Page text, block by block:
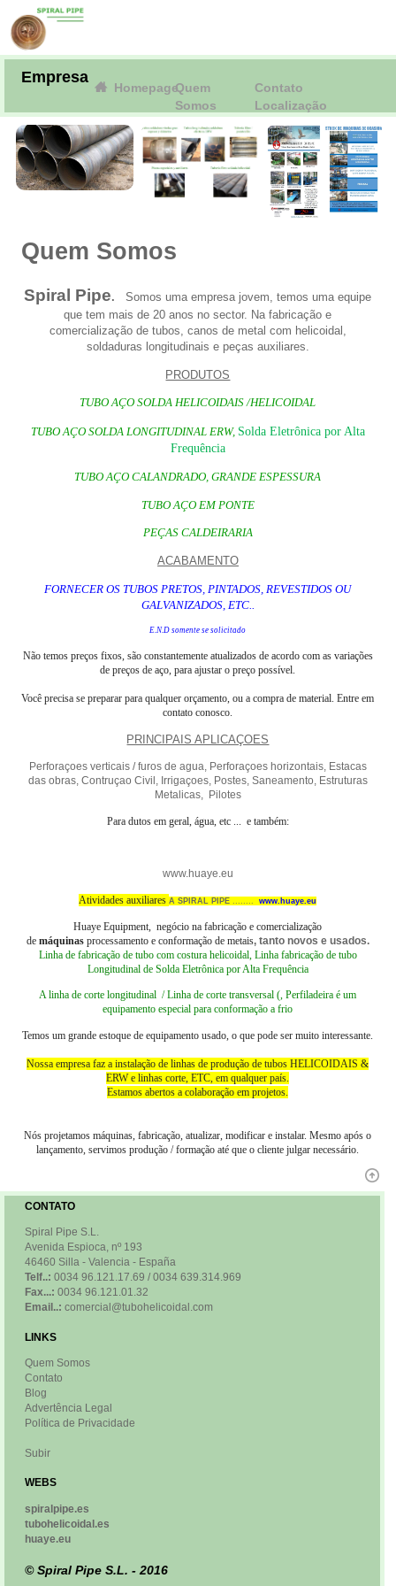
Empresa
HomepageQuem
Somos
Contato
Localização
Quem Somos
Spiral Pipe.
Somos uma empresa jovem, temos uma equipe
que tem mais de 20 anos no sector. Na fabricação e
comercialização de tubos, canos de metal com helicoidal,
soldaduras longitudinais e peças auxiliares.
PRODUTOS
TUBO AÇO SOLDA HELICOIDAIS /HELICOIDAL
TUBO AÇO SOLDA LONGITUDINAL ERW, Solda Eletrônica por Alta
Frequência
TUBO AÇO CALANDRADO, GRANDE ESPESSURA
TUBO AÇO EM PONTE
PEÇAS CALDEIRARIA
ACABAMENTO
FORNECER OS TUBOS PRETOS, PINTADOS, REVESTIDOS OU
GALVANIZADOS, ETC..
E.N.D somente se solicitado
Não temos preços fixos, são constantemente atualizados de acordo com as variações
de preços de aço, para ajustar o preço possível.
Você precisa se preparar para qualquer orçamento, ou a compra de material. Entre em
contato conosco.
PRINCIPAIS APLICAÇOES
Perforaçoes verticais / furos de agua, Perforaçoes horizontais, Estacas
das obras, Contruçao Civil, Irrigaçoes, Postes, Saneamento, Estruturas
Metalicas, Pilotes
Para dutos em geral, água, etc ... e também:
www.huaye.eu
Atividades auxiliaresA SPIRAL PIPE ........www.huaye.eu
Huaye Equipment, negócio na fabricação e comercialização
de máquinas processamento e conformação de metais, tanto novos e usados.
Linha de fabricação de tubo com costura helicoidal, Linha fabricação de tubo
Longitudinal de Solda Eletrônica por Alta Frequência
A linha de corte longitudinal / Linha de corte transversal (, Perfiladeira é um
equipamento especial para conformação a frio
Temos um grande estoque de equipamento usado, o que pode ser muito interessante.
Nossa empresa faz a instalação de linhas de produção de tubos HELICOIDAIS &
ERW e linhas corte, ETC, em qualquer país.
Estamos abertos a colaboração em projetos.
Nós projetamos máquinas, fabricação, atualizar, modificar e instalar. Mesmo após o
lançamento, servimos produção / formação até que o cliente julgar necessário.
CONTATO
Spiral Pipe S.L.
Avenida Espioca, nº 193
46460 Silla - Valencia - España
Telf..: 0034 96.121.17.69 / 0034 639.314.969
Fax...: 0034 96.121.01.32
Email..: comercial@tubohelicoidal.com
LINKS
Quem Somos
Contato
Blog
Advertência Legal
Política de Privacidade
Subir
WEBS
spiralpipe.es
tubohelicoidal.es
huaye.eu
© Spiral Pipe S.L. - 2016